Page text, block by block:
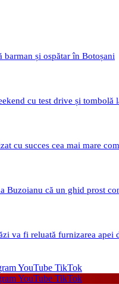
barman și ospătar în Botoșani
cu test drive și tombolă
cu succes cea mai mare
Buzoianu că un ghid prost
va fi reluată furnizarea
YouTube TikTok
YouTube TikTok